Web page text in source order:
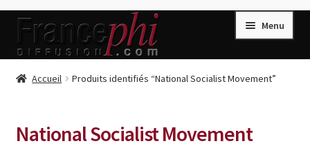
Aller
la
Aller
contenu
Menu
Accueil
Accueil Produits identifiés “National Socialist Movement”
National Socialist Movement